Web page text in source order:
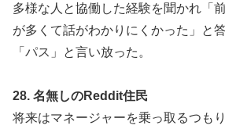
多様な人と協働した経験を聞かれ「
が多くて話がわかりにくかった」と
「パス」と言い放った。
28. 名無しのReddit住民
将来はマネージャーを乗っ取るつも